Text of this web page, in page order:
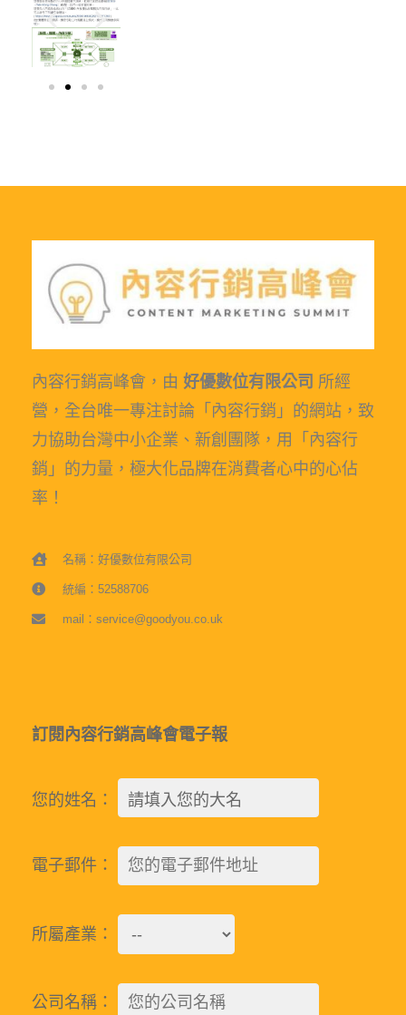
內容行銷高峰會，由 好優數位有限公司 所經
營，全台唯一專注討論「內容行銷」的網站，致
力協助台灣中小企業、新創團隊，用「內容行
銷」的力量，極大化品牌在消費者心中的心佔
率！
名稱：好優數位有限公司
統編：52588706
mail：service@goodyou.co.uk
訂閱內容行銷高峰會電子報
您的姓名：
電子郵件：
所屬產業：
公司名稱：